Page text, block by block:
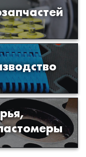
подвески
автомобиля
пластиков
либо
заказчика